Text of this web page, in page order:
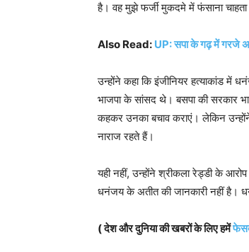
है। वह मुझे फर्जी मुकदमे में फंसाना
Also Read: UP: सपा के गढ़ में गरजे
उन्होंने कहा कि इंजीनियर हत्याकांड में
भाजपा के सांसद थे। बसपा की सरकार
कहकर उनका बचाव कराएं। लेकिन
नाराज रहते हैं।
यही नहीं, उन्होंने श्रीकला रेड्डी के
धनंजय के अतीत की जानकारी नहीं है।
( देश और दुनिया की खबरों के लिए हमें